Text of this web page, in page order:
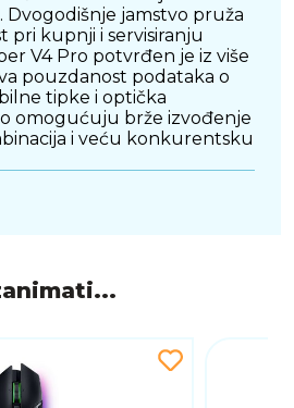
Dvogodišnje jamstvo pruža
pri kupnji i servisiranju
V4 Pro potvrđen je iz više
pouzdanost podataka o
tipke i optička
omogućuju brže izvođenje
i veću konkurentsku